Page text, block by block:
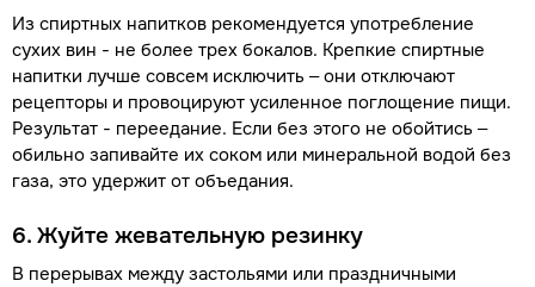
Из спиртных напитков рекомендуется употребление
сухих вин - не более трех бокалов. Крепкие спиртные
напитки лучше совсем исключить – они отключают
рецепторы и провоцируют усиленное поглощение пищи.
Результат - переедание. Если без этого не обойтись –
обильно запивайте их соком или минеральной водой без
газа, это удержит от объедания.
6. Жуйте жевательную резинку
В перерывах между застольями или праздничными